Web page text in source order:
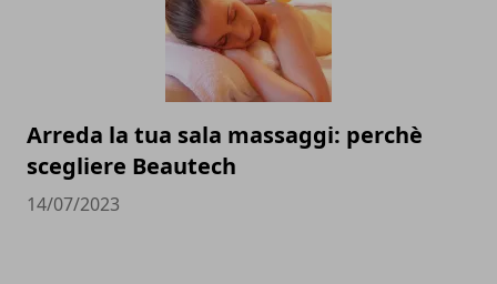
Arreda la tua sala massaggi: perchè
scegliere Beautech
14/07/2023